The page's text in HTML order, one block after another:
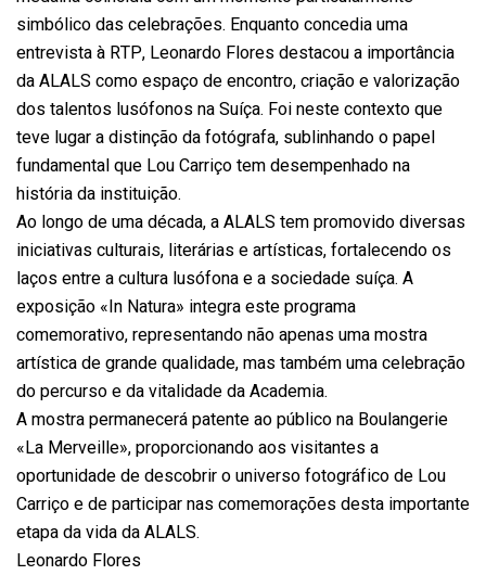
simbólico das celebrações. Enquanto concedia uma
entrevista à RTP, Leonardo Flores destacou a importância
da ALALS como espaço de encontro, criação e valorização
dos talentos lusófonos na Suíça. Foi neste contexto que
teve lugar a distinção da fotógrafa, sublinhando o papel
fundamental que Lou Carriço tem desempenhado na
história da instituição.
Ao longo de uma década, a ALALS tem promovido diversas
iniciativas culturais, literárias e artísticas, fortalecendo os
laços entre a cultura lusófona e a sociedade suíça. A
exposição «In Natura» integra este programa
comemorativo, representando não apenas uma mostra
artística de grande qualidade, mas também uma celebração
do percurso e da vitalidade da Academia.
A mostra permanecerá patente ao público na Boulangerie
«La Merveille», proporcionando aos visitantes a
oportunidade de descobrir o universo fotográfico de Lou
Carriço e de participar nas comemorações desta importante
etapa da vida da ALALS.
Leonardo Flores